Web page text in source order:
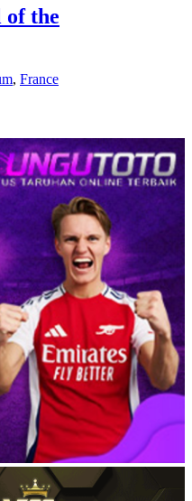
the
, France